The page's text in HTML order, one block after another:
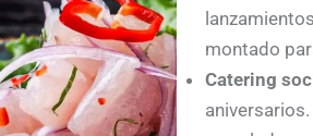
montado
Catering